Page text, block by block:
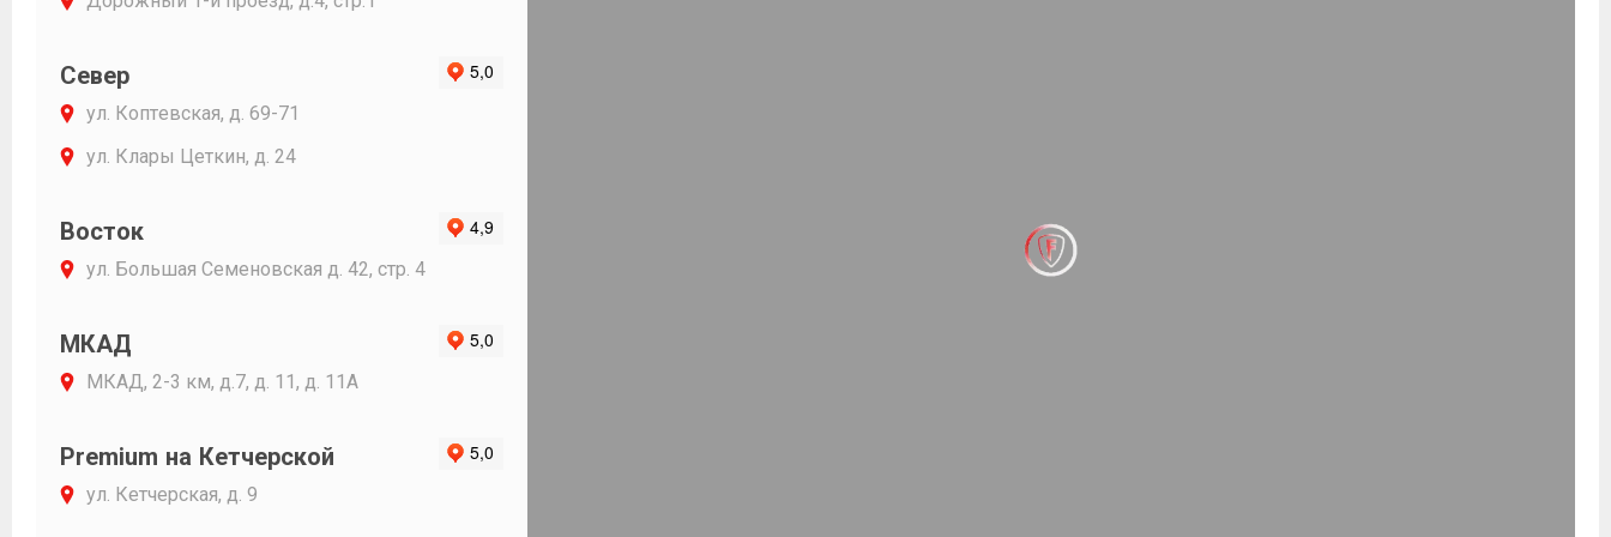
Север
ул. Коптевская, д. 69-71
ул. Клары Цеткин, д. 24
Восток
ул. Большая Семеновская д. 42, стр. 4
МКАД
МКАД, 2-3 км, д.7, д. 11, д. 11А
Premium на Кетчерской
ул. Кетчерская, д. 9